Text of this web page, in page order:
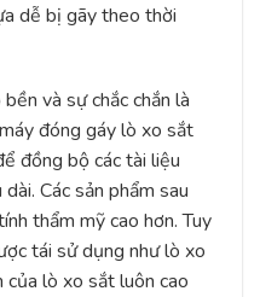
dễ bị gãy theo thời
và sự chắc chắn là
đóng gáy lò xo sắt
đồng bộ các tài liệu
Các sản phẩm sau
thẩm mỹ cao hơn. Tuy
tái sử dụng như lò xo
của lò xo sắt luôn cao